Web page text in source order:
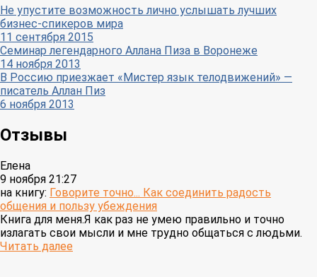
Не упустите возможность лично услышать лучших
бизнес-спикеров мира
11 сентября 2015
Семинар легендарного Аллана Пиза в Воронеже
14 ноября 2013
В Россию приезжает «Мистер язык телодвижений» —
писатель Аллан Пиз
6 ноября 2013
Отзывы
Елена
9 ноября 21:27
на книгу: Говорите точно... Как соединить радость
общения и пользу убеждения
Книга для меня.Я как раз не умею правильно и точно
излагать свои мысли и мне трудно общаться с людьми.
Читать далее